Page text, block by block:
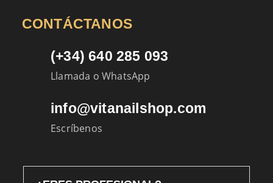
CONTÁCTANOS
(+34) 640 285 093
Llamada o WhatsApp
info@vitanailshop.com
Escríbenos